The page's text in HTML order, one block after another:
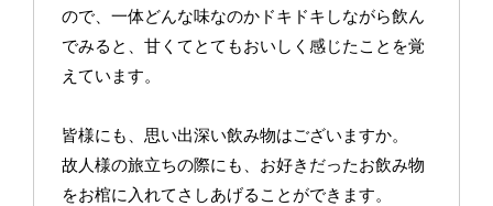
ので、一体どんな味なのかドキドキしながら飲ん
でみると、甘くてとてもおいしく感じたことを覚
えています。
皆様にも、思い出深い飲み物はございますか。
故人様の旅立ちの際にも、お好きだったお飲み物
をお棺に入れてさしあげることができます。